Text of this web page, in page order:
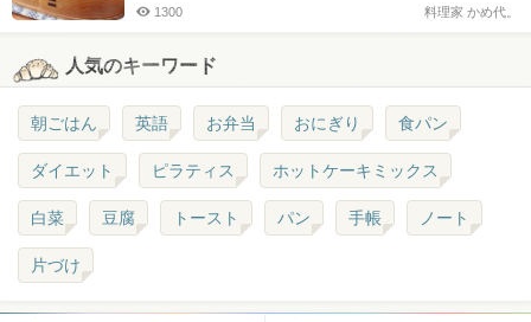
料理家 かめ代。
1300
人気のキーワード
朝ごはん 英語 お弁当 おにぎり 食パン
ダイエット ピラティス ホットケーキミックス
白菜 豆腐 トースト パン 手帳 ノート
片づけ